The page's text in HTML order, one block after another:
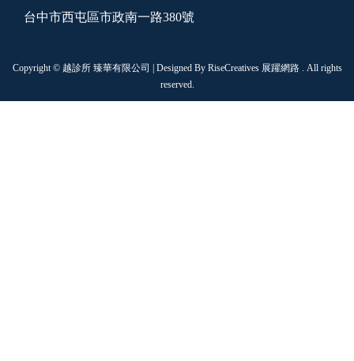
台中市西屯區市政南一路380號
Copyright © 越診所 臻華有限公司 | Designed By RiseCreatives 展躍網路. All rights
reserved.